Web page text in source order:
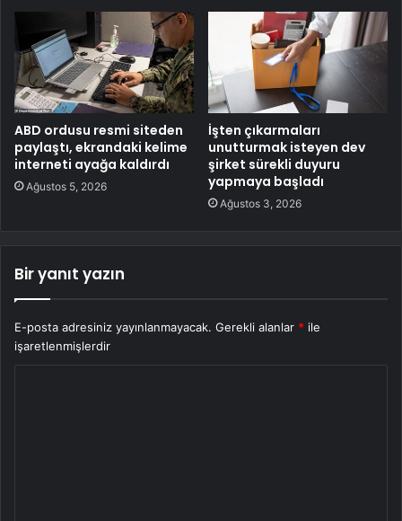
ABD ordusu resmi siteden
paylaştı, ekrandaki kelime
interneti ayağa kaldırdı
Ağustos 5, 2026
İşten çıkarmaları
unutturmak isteyen dev
şirket sürekli duyuru
yapmaya başladı
Ağustos 3, 2026
Bir yanıt yazın
E-posta adresiniz yayınlanmayacak. Gerekli alanlar * ile
işaretlenmişlerdir